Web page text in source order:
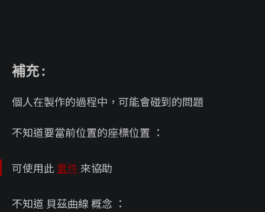
補充 :
個人在製作的過程中，可能會碰到的問題
不知道要當前位置的座標位置 ：
可使用此 套件 來協助
不知道 貝茲曲線 概念 ：